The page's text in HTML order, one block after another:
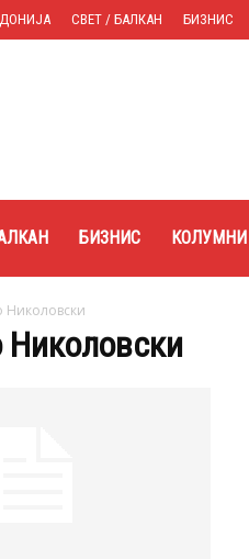
СВЕТ / БАЛКАН БИЗНИС
БИЗНИС КОЛУМНИ